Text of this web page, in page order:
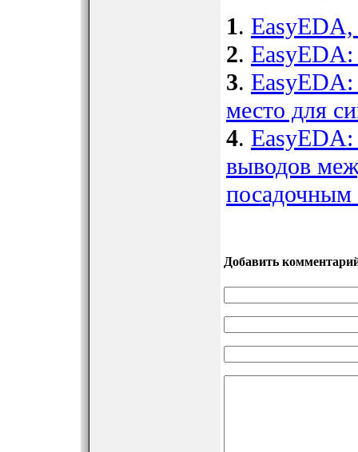
1. EasyEDA,
2. EasyEDA:
3. EasyEDA:
место для
4. EasyEDA:
выводов
посадочным
Добавить